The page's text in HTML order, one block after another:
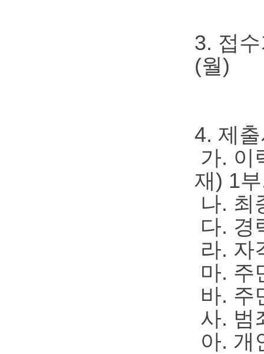
3. 접
(월)
4. 제
가. 이
재) 1
나. 최
다. 경
라. 자
마. 주
바. 주
사. 범
아. 개